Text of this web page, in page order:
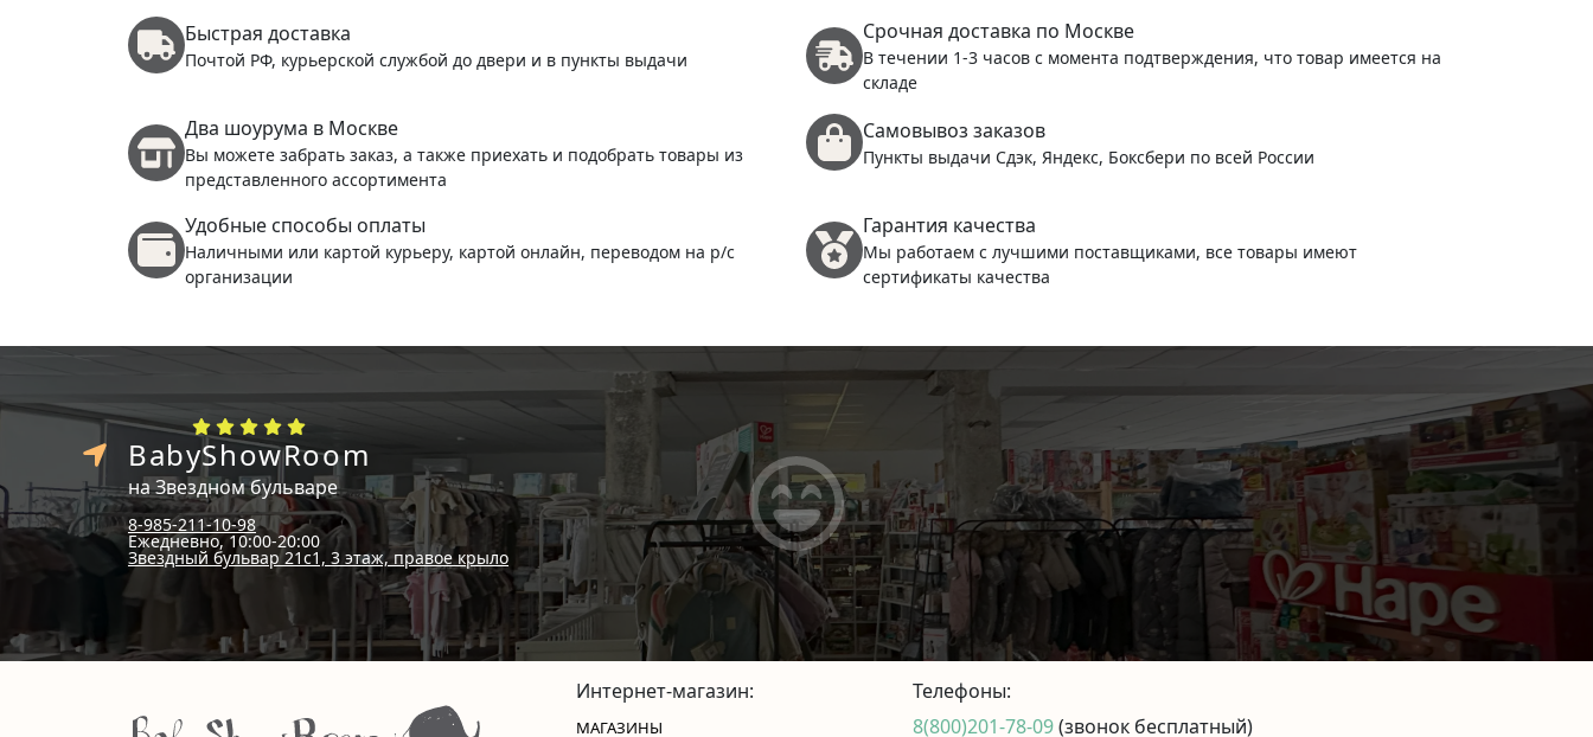
Быстрая доставка
Почтой РФ, курьерской службой до двери и в пункты выдачи
Срочная доставка по Москве
В течении 1-3 часов с момента подтверждения, что товар имеется на
складе
Два шоурума в Москве
Вы можете забрать заказ, а также приехать и подобрать товары из
представленного ассортимента
Самовывоз заказов
Пункты выдачи Сдэк, Яндекс, Боксбери по всей России
Удобные способы оплаты
Наличными или картой курьеру, картой онлайн, переводом на р/с
организации
Гарантия качества
Мы работаем с лучшими поставщиками, все товары имеют
сертификаты качества
BabyShowRoom
на Звездном бульваре
8-985-211-10-98
Ежедневно, 10:00-20:00
Звездный бульвар 21с1, 3 этаж, правое крыло
Интернет-магазин:
МАГАЗИНЫ
Телефоны:
8(800)201-78-09(звонок бесплатный)